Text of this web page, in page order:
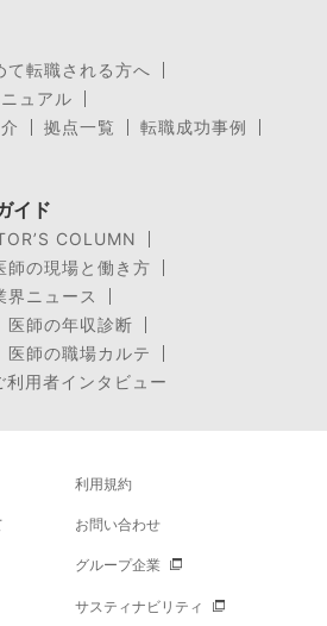
て転職される方へ
ュアル
拠点一覧
転職成功事例
イド
COLUMN
師の現場と働き方
界ニュース
医師の年収診断
医師の職場カルテ
用者インタビュー
利用規約
お問い合わせ
グループ企業
サスティナビリティ